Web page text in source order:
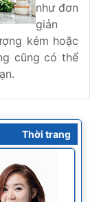
như đơn
giản
kém hoặc
cũng có thể
Thời trang